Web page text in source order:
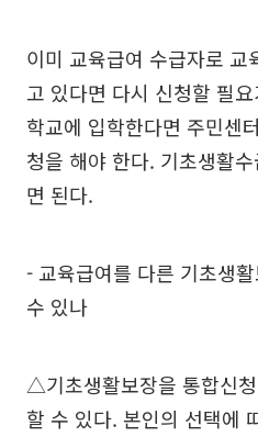
이미 교육급여 수급자로 교
고 있다면 다시 신청할 필
학교에 입학한다면 주민센
청을 해야 한다. 기초생활
면 된다.
- 교육급여를 다른 기초생
수 있나
△기초생활보장을 통합신
할 수 있다. 본인의 선택에